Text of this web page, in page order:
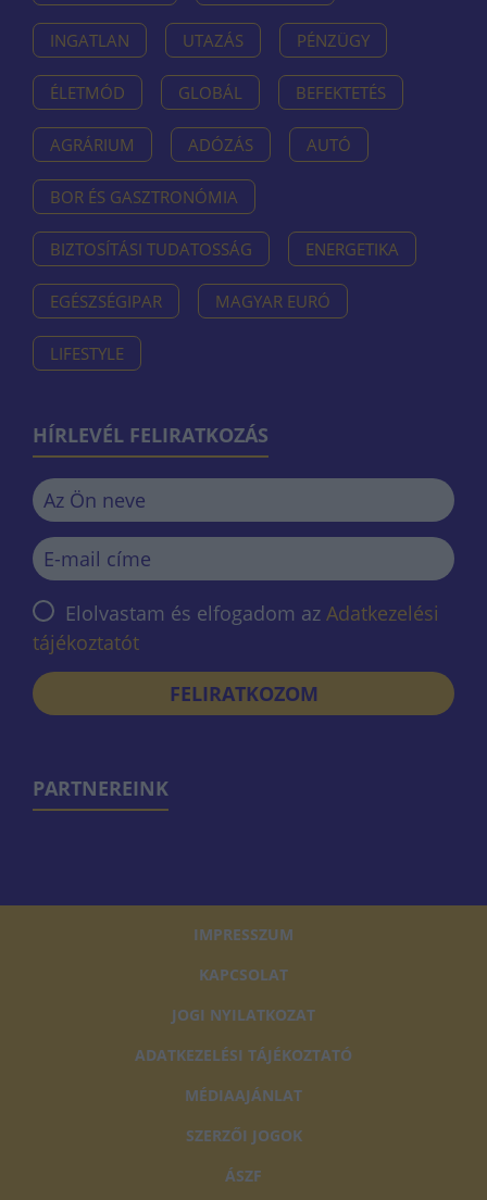
INGATLAN UTAZÁS PÉNZÜGY
ÉLETMÓD GLOBÁL BEFEKTETÉS
AGRÁRIUM ADÓZÁS AUTÓ
BOR ÉS GASZTRONÓMIA
BIZTOSÍTÁSI TUDATOSSÁG ENERGETIKA
EGÉSZSÉGIPAR MAGYAR EURÓ
LIFESTYLE
HÍRLEVÉL FELIRATKOZÁS
Elolvastam és elfogadom az Adatkezelési
tájékoztatót
FELIRATKOZOM
PARTNEREINK
IMPRESSZUM
KAPCSOLAT
JOGI NYILATKOZAT
ADATKEZELÉSI TÁJÉKOZTATÓ
MÉDIAAJÁNLAT
SZERZŐI JOGOK
ÁSZF